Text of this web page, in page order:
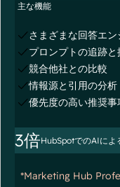
主な機能
さまざまな回答エ
プロンプトの追跡と
競合他社との比較
情報源と引用の分析
優先度の高い推奨事
3倍HubSpotでのAIによ
*Marketing Hub